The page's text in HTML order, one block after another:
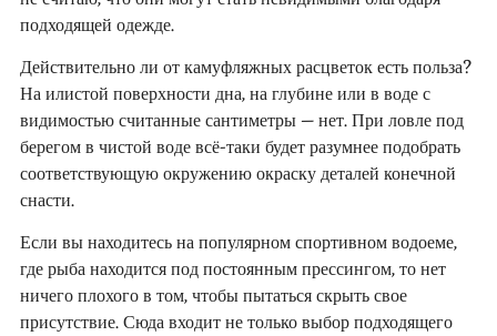
подходящей одежде.
Действительно ли от камуфляжных расцветок есть польза?
На илистой поверхности дна, на глубине или в воде с
видимостью считанные сантиметры – нет. При ловле под
берегом в чистой воде всё-таки будет разумнее подобрать
соответствующую окружению окраску деталей конечной
снасти.
Если вы находитесь на популярном спортивном водоеме,
где рыба находится под постоянным прессингом, то нет
ничего плохого в том, чтобы пытаться скрыть свое
присутствие. Сюда входит не только выбор подходящего